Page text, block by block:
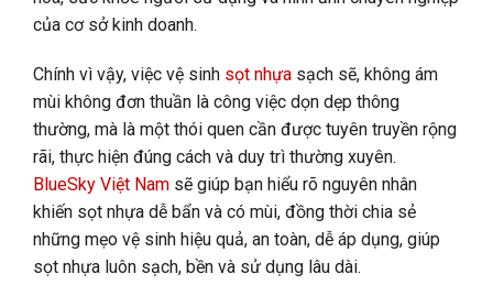
của cơ sở kinh doanh.
Chính vì vậy, việc vệ sinh sọt nhựa sạch sẽ, không ám
mùi không đơn thuần là công việc dọn dẹp thông
thường, mà là một thói quen cần được tuyên truyền rộng
rãi, thực hiện đúng cách và duy trì thường xuyên.
BlueSky Việt Nam sẽ giúp bạn hiểu rõ nguyên nhân
khiến sọt nhựa dễ bẩn và có mùi, đồng thời chia sẻ
những mẹo vệ sinh hiệu quả, an toàn, dễ áp dụng, giúp
sọt nhựa luôn sạch, bền và sử dụng lâu dài.